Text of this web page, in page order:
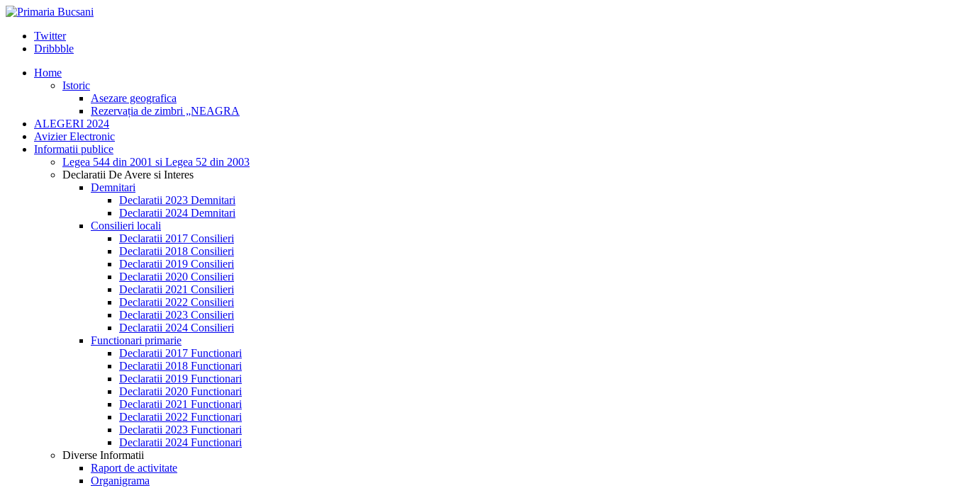
Twitter
Dribbble
Home
Istoric
Asezare geografica
Rezervația de zimbri „NEAGRA
ALEGERI 2024
Avizier Electronic
Informatii publice
Legea 544 din 2001 si Legea 52 din 2003
Declaratii De Avere si Interes
Demnitari
Declaratii 2023 Demnitari
Declaratii 2024 Demnitari
Consilieri locali
Declaratii 2017 Consilieri
Declaratii 2018 Consilieri
Declaratii 2019 Consilieri
Declaratii 2020 Consilieri
Declaratii 2021 Consilieri
Declaratii 2022 Consilieri
Declaratii 2023 Consilieri
Declaratii 2024 Consilieri
Functionari primarie
Declaratii 2017 Functionari
Declaratii 2018 Functionari
Declaratii 2019 Functionari
Declaratii 2020 Functionari
Declaratii 2021 Functionari
Declaratii 2022 Functionari
Declaratii 2023 Functionari
Declaratii 2024 Functionari
Diverse Informatii
Raport de activitate
Organigrama